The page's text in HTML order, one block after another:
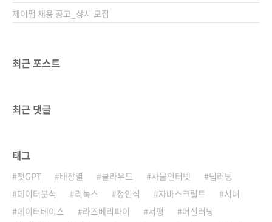
제이펍 채용 공고_상시 모집
최근 포스트
최근 댓글
태그
챗GPT 배장열 클라우드 사물인터넷
딥러닝
데이터분석
리눅스 정인식 자바스크립트
서버
데이터베이스
라즈베리파이 서평
머신러닝